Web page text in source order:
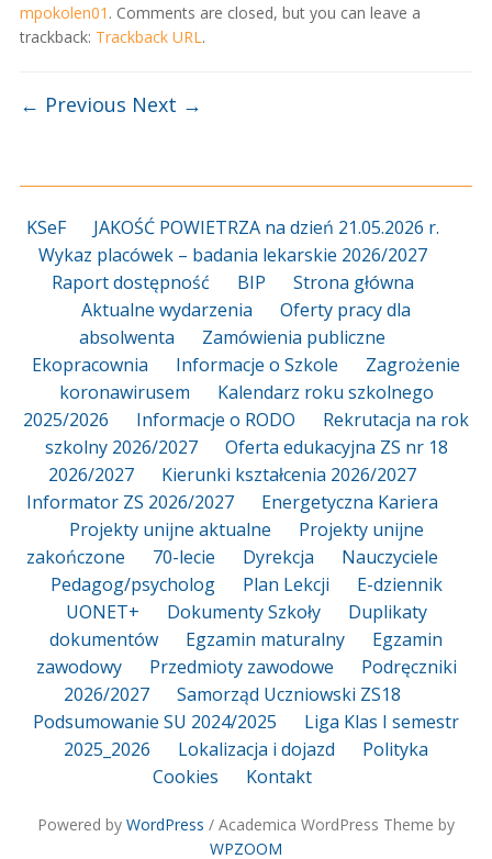
mpokolen01 . Comments are closed, but you can leave a
trackback: Trackback URL .
← Previous Next →
KSeF
JAKOŚĆ POWIETRZA na dzień 21.05.2026 r.
Wykaz placówek – badania lekarskie 2026/2027
Raport dostępność
BIP
Strona główna
Aktualne wydarzenia
Oferty pracy dla
absolwenta
Zamówienia publiczne
Ekopracownia
Informacje o Szkole
Zagrożenie
koronawirusem
Kalendarz roku szkolnego
2025/2026
Informacje o RODO
Rekrutacja na rok
szkolny 2026/2027
Oferta edukacyjna ZS nr 18
2026/2027
Kierunki kształcenia 2026/2027
Informator ZS 2026/2027
Energetyczna Kariera
Projekty unijne aktualne
Projekty unijne
zakończone
70-lecie Dyrekcja
Nauczyciele
Pedagog/psycholog
Plan Lekcji
E-dziennik
UONET+
Dokumenty Szkoły
Duplikaty
dokumentów
Egzamin maturalny
Egzamin
zawodowy
Przedmioty zawodowe
Podręczniki
2026/2027
Samorząd Uczniowski ZS18
Podsumowanie SU 2024/2025
Liga Klas I semestr
2025_2026
Lokalizacja i dojazd
Polityka
Cookies
Kontakt
Powered by WordPress / Academica WordPress Theme by
WPZOOM